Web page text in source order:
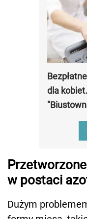
dla
w postaci
Dużym